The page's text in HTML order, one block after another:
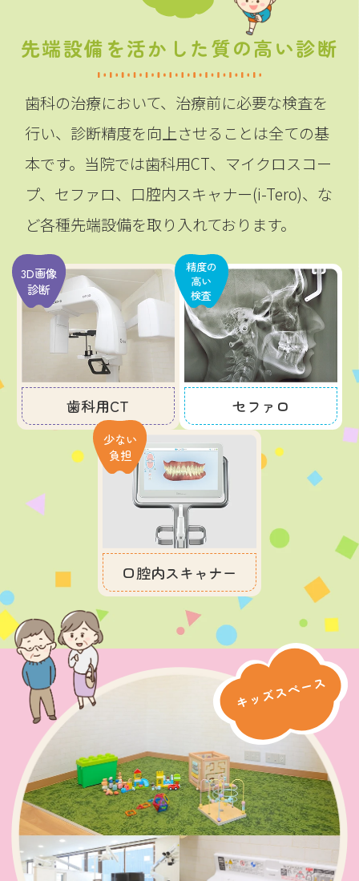
先端設備を活かした質の高い診断
歯科の治療において、治療前に必要な検査を
行い、診断精度を向上させることは全ての基
本です。 当院では歯科用CT、マイクロスコー
プ、セファロ、口腔内スキャナー(i-Tero)、な
ど各種先端設備を取り入れております。
3D画像
診断
歯科用CT
精度の
高い
検査
セファロ
少ない
負担
口腔内スキャナー